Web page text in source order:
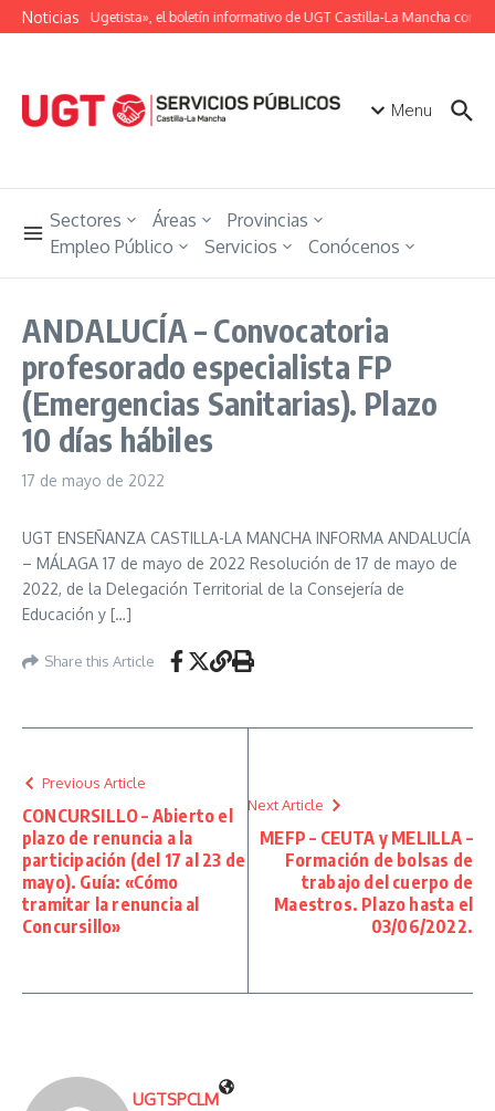
Saltar al contenido
Noticias
«Unión Ugetista», el boletín informativo de UGT Castilla-La Mancha con
Menu
Sectores Áreas
Provincias
Empleo Público
Servicios Conócenos
ANDALUCÍA – Convocatoria
profesorado especialista FP
(Emergencias Sanitarias). Plazo
10 días hábiles
17 de mayo de 2022
UGT ENSEÑANZA CASTILLA-LA MANCHA INFORMA ANDALUCÍA
– MÁLAGA 17 de mayo de 2022 Resolución de 17 de mayo de
2022, de la Delegación Territorial de la Consejería de
Educación y […]
Share this Article
Previous Article
CONCURSILLO – Abierto el
plazo de renuncia a la
participación (del 17 al 23 de
mayo). Guía: «Cómo
tramitar la renuncia al
Concursillo»
Next Article
MEFP – CEUTA y MELILLA –
Formación de bolsas de
trabajo del cuerpo de
Maestros. Plazo hasta el
03/06/2022.
UGTSPCLM